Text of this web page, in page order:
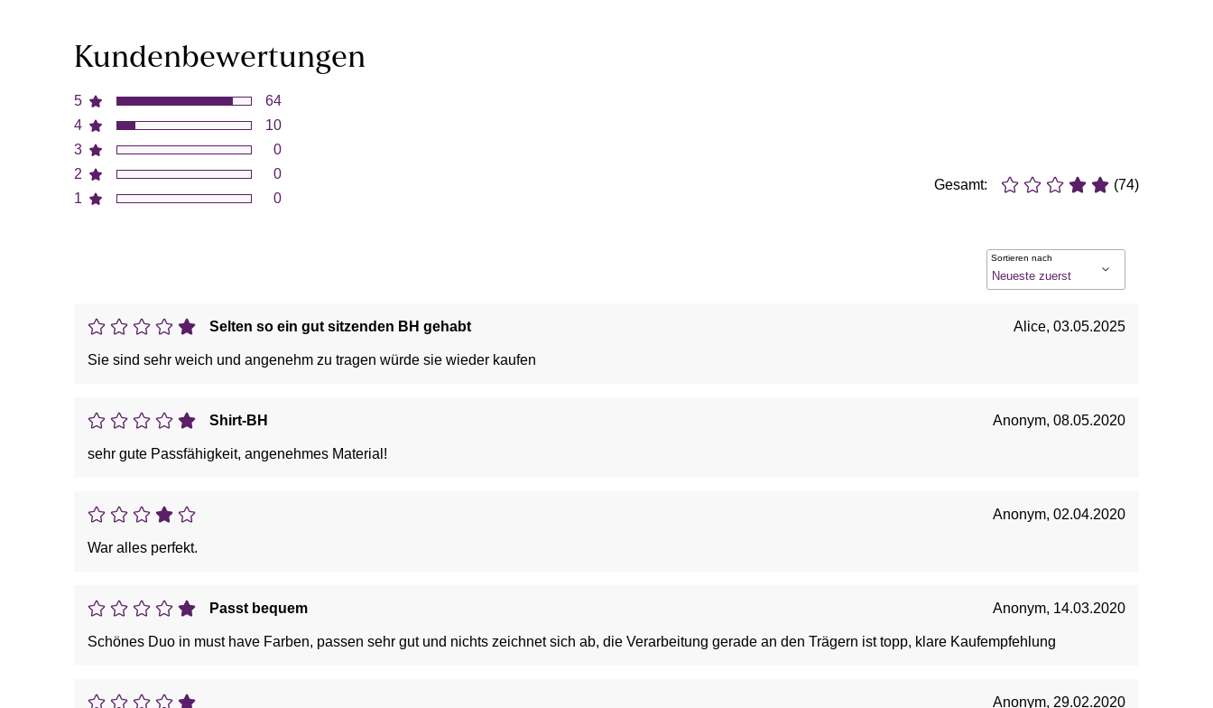
Kundenbewertungen
5
4
3
2
1
64
10
0
0
0
Gesamt: (74)
Sortieren nach
Selten so ein gut sitzenden BH gehabt Alice, 03.05.2025
Sie sind sehr weich und angenehm zu tragen würde sie wieder kaufen
Shirt-BH Anonym, 08.05.2020
sehr gute Passfähigkeit, angenehmes Material!
Anonym, 02.04.2020
War alles perfekt.
Passt bequem Anonym, 14.03.2020
Schönes Duo in must have Farben, passen sehr gut und nichts zeichnet sich ab, die Verarbeitung gerade an den Trägern ist topp, klare Kaufempfehlung
Anonym, 29.02.2020